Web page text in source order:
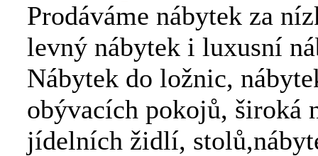
Prodáváme nábytek za
levný nábytek i luxusní
Nábytek do ložnic,
obývacích pokojů, široká
jídelních židlí,